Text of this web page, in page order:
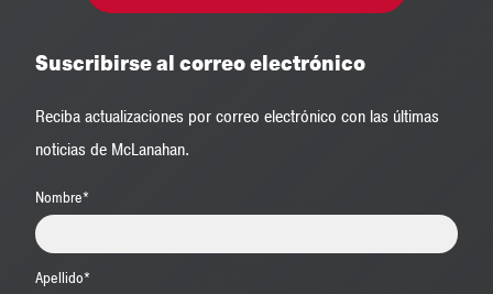
Suscribirse al correo electrónico
Reciba actualizaciones por correo electrónico con las últimas
noticias de McLanahan.
Nombre*
Apellido*